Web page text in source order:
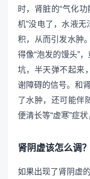
时，肾脏的“气化
机”没电了，水液
积，从而引发水肿
得像“泡发的馒头”
坑，半天弹不起来
谢障碍的信号。和
了水肿，还可能伴
便清长等“虚寒”症
肾阴虚该怎么调
如果出现了肾阴虚